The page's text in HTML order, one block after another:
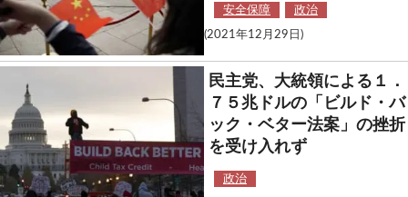
安全保障 政治
(2021年12月29日)
民主党、大統領による１．
７５兆ドルの「ビルド・バ
ック・ベター法案」の挫折
を受け入れず
政治